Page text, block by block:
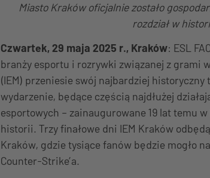
Miasto Kraków oficjalnie zostało
rozdział w
Czwartek, 29 maja 2025 r., Kraków: ESL
branży esportu i rozrywki związanej z grami
(IEM) przeniesie swój najbardziej
wydarzenie, będące częścią najdłużej
esportowych – zainaugurowane 19 lat temu
historii. Trzy finałowe dni IEM Kraków
Kraków, gdzie tysiące fanów będzie mogło
Counter-Strike’a.